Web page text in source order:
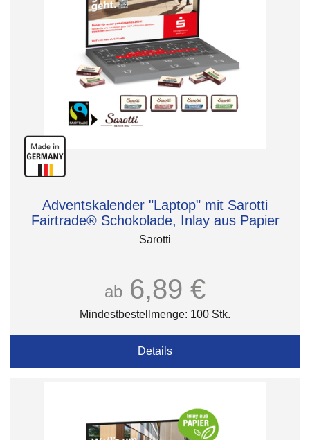
Adventskalender "Laptop" mit Sarotti
Fairtrade® Schokolade, Inlay aus Papier
Sarotti
ab 6,89 €
Mindestbestellmenge: 100 Stk.
Details